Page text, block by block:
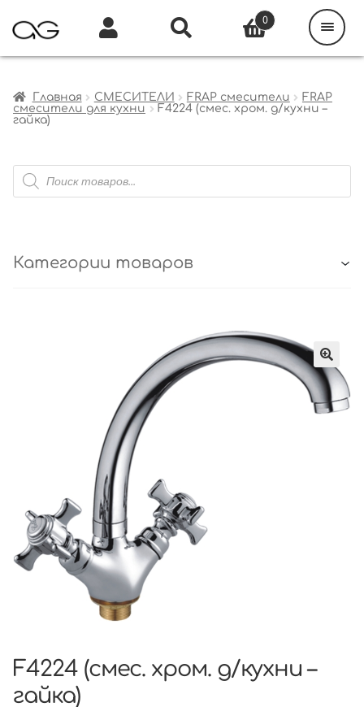
Главная СМЕСИТЕЛИ FRAP смесители
FRAP
смесители для кухни
F4224 (смес. хром. д/кухни –
гайка)
Поиск
товаров
Категории товаров
F4224 (смес. хром. д/кухни –
гайка)
0